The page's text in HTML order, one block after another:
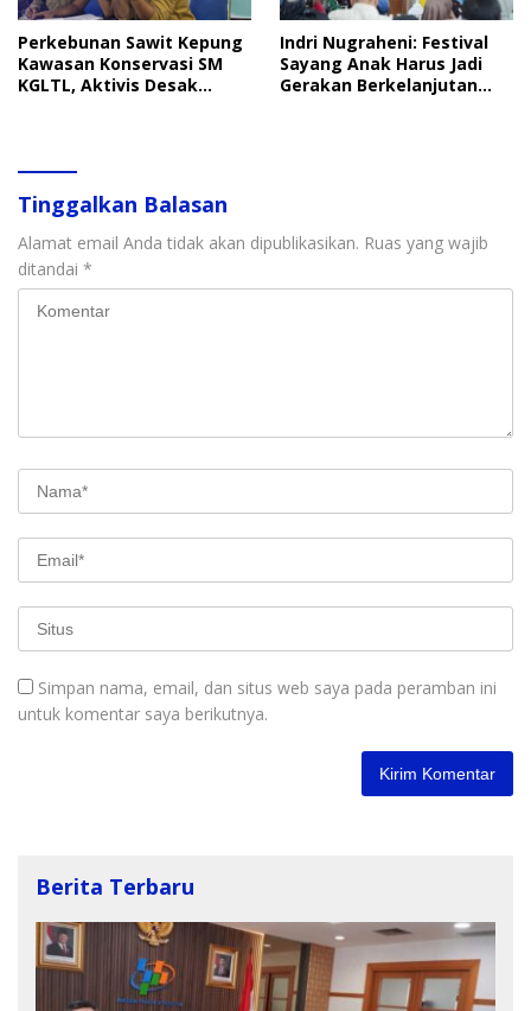
Perkebunan Sawit Kepung
Kawasan Konservasi SM
KGLTL, Aktivis Desak
Indri Nugraheni: Festival
Sayang Anak Harus Jadi
Gerakan Berkelanjutan
Tinggalkan Balasan
Alamat email Anda tidak akan dipublikasikan. Ruas yang wajib
ditandai *
Simpan nama, email, dan situs web saya pada peramban ini
untuk komentar saya berikutnya.
Berita Terbaru